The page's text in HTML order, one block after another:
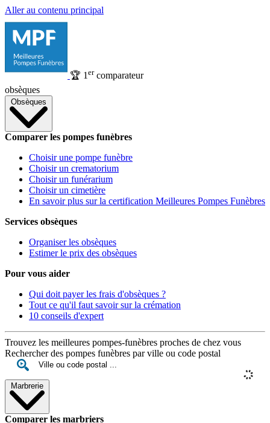
Aller au contenu principal
🏆 1 ercomparateur
obsèques
Obsèques
Comparer les pompes funèbres
Choisir une pompe funèbre
Choisir un crematorium
Choisir un funérarium
Choisir un cimetière
En savoir plus sur la certification Meilleures Pompes Funèbres
Services obsèques
Organiser les obsèques
Estimer le prix des obsèques
Pour vous aider
Qui doit payer les frais d'obsèques ?
Tout ce qu'il faut savoir sur la crémation
10 conseils d'expert
Trouvez les meilleures pompes-funèbres proches de chez vous
Rechercher des pompes funèbres par ville ou code postal
Marbrerie
Comparer les marbriers